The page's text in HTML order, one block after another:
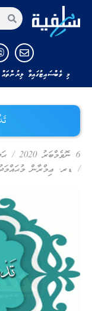
މި ވެބްސައިޓުގައިވާ
6 ނޮވެމްބަރު 2020 /
/ ޑރ. ޢިމްރާން